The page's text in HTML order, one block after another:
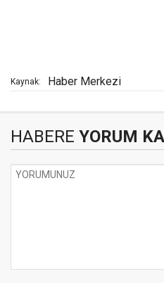
Kaynak: Haber Merkezi
HABERE YORUM